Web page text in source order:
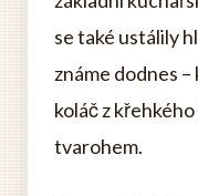
se také ustálily
známe dodnes
koláč z
tvarohem.